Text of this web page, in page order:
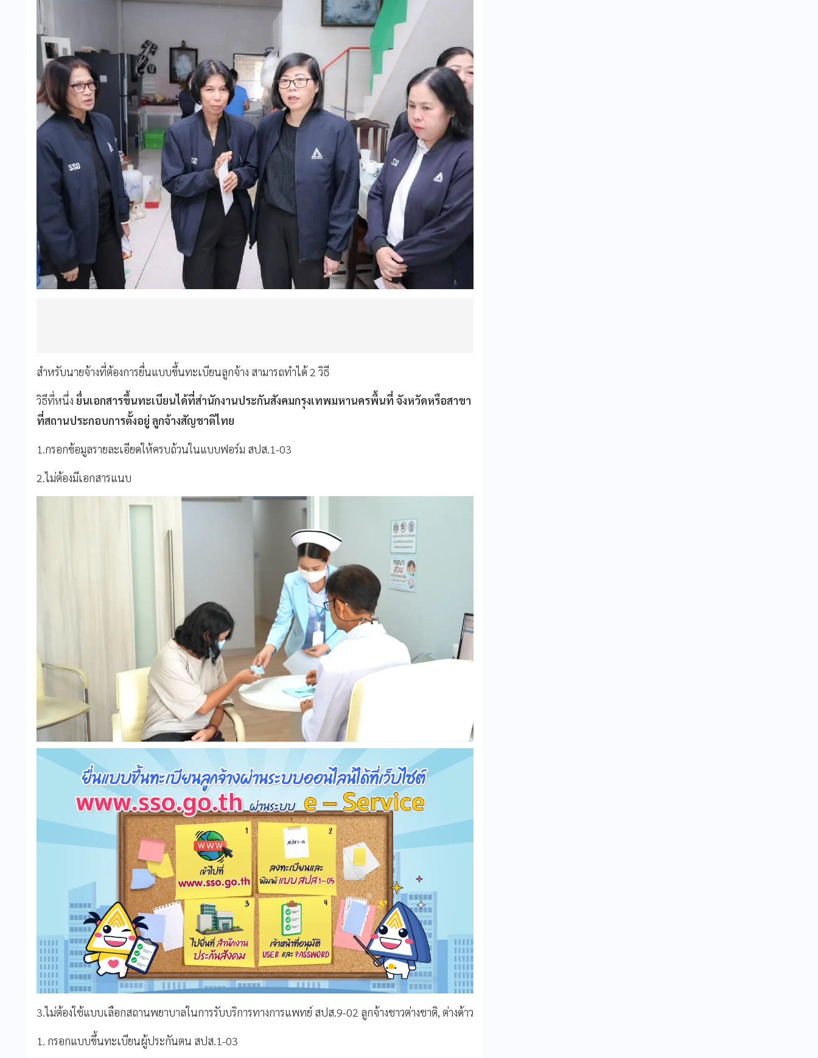
สำหรับนายจ้างที่ต้องการยื่นแบบขึ้นทะเบียนลูกจ้าง สามารถทำได้ 2 วิธี
วิธีที่หนึ่ง ยื่นเอกสารขึ้นทะเบียนได้ที่สำนักงานประกันสังคมกรุงเทพมหานครพื้นที่ จังหวัดหรือสาขา
ที่สถานประกอบการตั้งอยู่ ลูกจ้างสัญชาติไทย
1.กรอกข้อมูลรายละเอียดให้ครบถ้วนในแบบฟอร์ม สปส.1-03
2.ไม่ต้องมีเอกสารแนบ
3.ไม่ต้องใช้แบบเลือกสถานพยาบาลในการรับบริการทางการแพทย์ สปส.9-02 ลูกจ้างชาวต่างชาติ, ต่างด้าว
1. กรอกแบบขึ้นทะเบียนผู้ประกันตน สปส.1-03